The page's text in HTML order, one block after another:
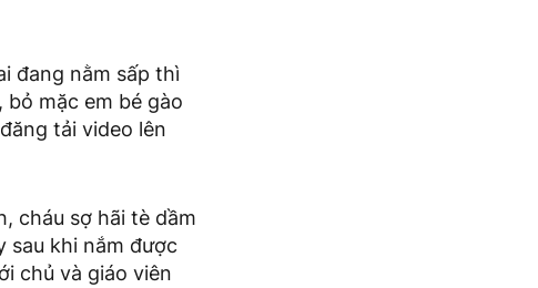
đang nằm sấp thì
mặc em bé gào
tải video lên
cháu sợ hãi tè dầm
sau khi nắm được
chủ và giáo viên